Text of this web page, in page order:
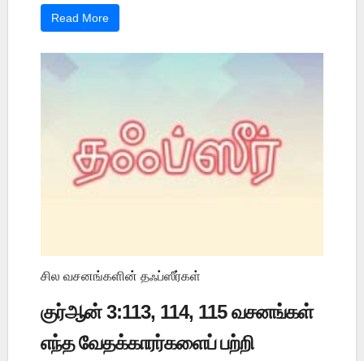
Read More
சில வசனங்களின் தஃப்ஸீர்கள்
குர்ஆன் 3:113, 114, 115 வசனங்கள்
எந்த வேதக்காரர்களைப் பற்றி